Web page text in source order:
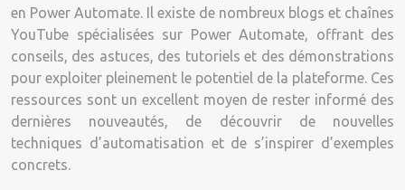
en Power Automate. Il existe de nombreux blogs et chaînes
YouTube spécialisées sur Power Automate, offrant des
conseils, des astuces, des tutoriels et des démonstrations
pour exploiter pleinement le potentiel de la plateforme. Ces
ressources sont un excellent moyen de rester informé des
dernières nouveautés, de découvrir de nouvelles
techniques d’automatisation et de s’inspirer d’exemples
concrets.